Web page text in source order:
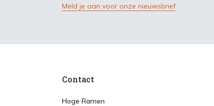
Meld je aan voor onze nieuwsbrief
Contact
Hoge Ramen